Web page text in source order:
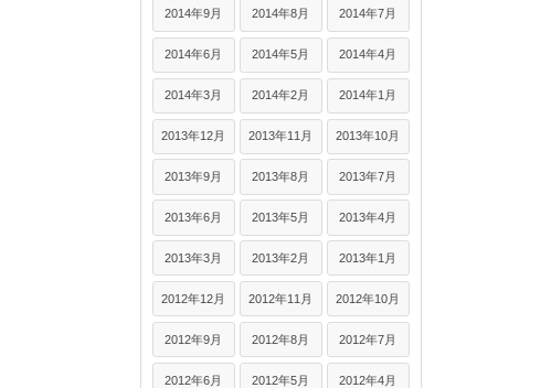
2014年9月 2014年8月 2014年7月
2014年6月 2014年5月 2014年4月
2014年3月 2014年2月 2014年1月
2013年12月 2013年11月 2013年10月
2013年9月 2013年8月 2013年7月
2013年6月 2013年5月 2013年4月
2013年3月 2013年2月 2013年1月
2012年12月 2012年11月 2012年10月
2012年9月 2012年8月 2012年7月
2012年6月 2012年5月 2012年4月